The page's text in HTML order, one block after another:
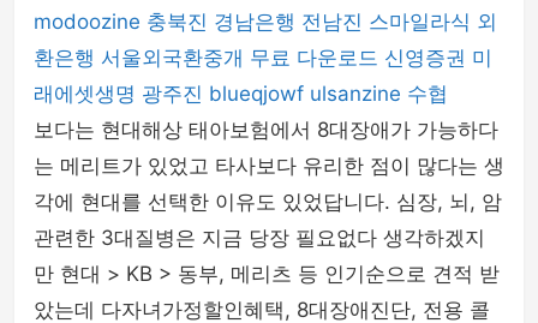
modoozine 충북진 경남은행 전남진 스마일라식 외
환은행 서울외국환중개 무료 다운로드 신영증권 미
래에셋생명 광주진 blueqjowf ulsanzine 수협
보다는 현대해상 태아보험에서 8대장애가 가능하다
는 메리트가 있었고 타사보다 유리한 점이 많다는 생
각에 현대를 선택한 이유도 있었답니다. 심장, 뇌, 암
관련한 3대질병은 지금 당장 필요없다 생각하겠지
만 현대 > KB > 동부, 메리츠 등 인기순으로 견적 받
았는데 다자녀가정할인혜택, 8대장애진단, 전용 콜